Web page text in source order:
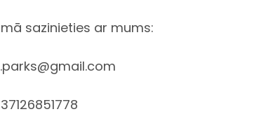
sazinieties ar mums: